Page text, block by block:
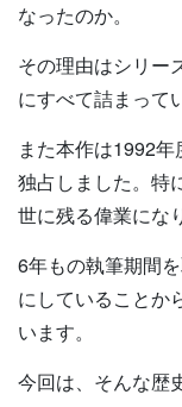
なったのか。
その理由はシリー
にすべて詰まって
また本作は1992
独占しました。特
世に残る偉業にな
6年もの執筆期間
にしていることか
います。
今回は、そんな歴